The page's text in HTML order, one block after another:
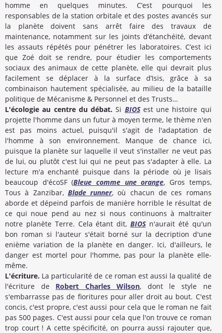
homme en quelques minutes. C’est pourquoi les
responsables de la station orbitale et des postes avancés sur
la planète doivent sans arrêt faire des travaux de
maintenance, notamment sur les joints d’étanchéité, devant
les assauts répétés pour pénétrer les laboratoires. C’est ici
que Zoé doit se rendre, pour étudier les comportements
sociaux des animaux de cette planète, elle qui devrait plus
facilement se déplacer à la surface d’Isis, grâce à sa
combinaison hautement spécialisée, au milieu de la bataille
politique de Mécanisme & Personnel et des Trusts…
L'écologie au centre du débat. Si BIOSest une histoire qui
projette l'homme dans un futur à moyen terme, le thème n'en
est pas moins actuel, puisqu'il s'agit de l'adaptation de
l'homme à son environnement. Manque de chance ici,
puisque la planète sur laquelle il veut s'installer ne veut pas
de lui, ou plutôt c'est lui qui ne peut pas s'adapter à elle. La
lecture m'a enchanté puisque dans la période où je lisais
beaucoup d'écoSF (Bleue comme une orange, Gros temps,
Tous à Zanzibar, Blade runner, où chacun de ces romans
aborde et dépeind parfois de manière horrible le résultat de
ce qui noue pend au nez si nous continuons à maltraiter
notre planète Terre. Cela étant dit,BIOSn'aurait été qu'un
bon roman si l'auteur s'était borné sur la decription d'une
enième variation de la planète en danger. Ici, d'ailleurs, le
danger est mortel pour l'homme, pas pour la planète elle-
même.
L'écriture. La particularité de ce roman est aussi la qualité de
l'écriture de Robert Charles Wilson, dont le style ne
s'embarrasse pas de fioritures pour aller droit au bout. C'est
concis, c'est propre, c'est aussi pour cela que le roman ne fait
pas 500 pages. C'est aussi pour cela que l'on trouve ce roman
trop court ! A cette spécificité, on pourra aussi rajouter que,